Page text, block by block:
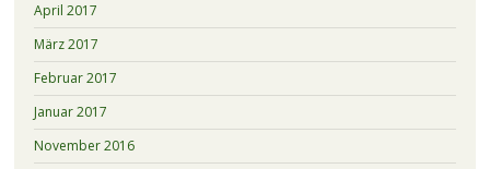
April 2017
März 2017
Februar 2017
Januar 2017
November 2016